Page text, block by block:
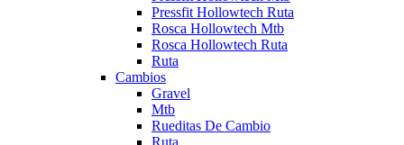
Pressfit Hollowtech Ruta
Rosca Hollowtech Mtb
Rosca Hollowtech Ruta
Ruta
Cambios
Gravel
Mtb
Rueditas De Cambio
Ruta